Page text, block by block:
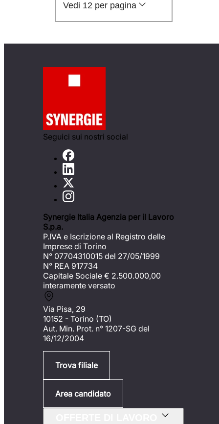
Vedi 12 per pagina
Seguici sui nostri social
Synergie Italia Agenzia per il Lavoro
S.p.a.
P.IVA e Iscrizione al Registro delle
Imprese di Torino
N° 07704310015 del 27/05/1999
N° REA 917734
Capitale Sociale € 2.500.000,00
interamente versato
Via Pisa, 29
10152 - Torino (TO)
Aut. Min. Prot. n° 1207-SG del
16/12/2004
Trova filiale
Area candidato